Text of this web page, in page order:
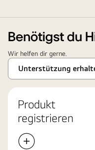
Benötigst du
Wir helfen dir gerne.
Unterstützung
Produkt
registrieren